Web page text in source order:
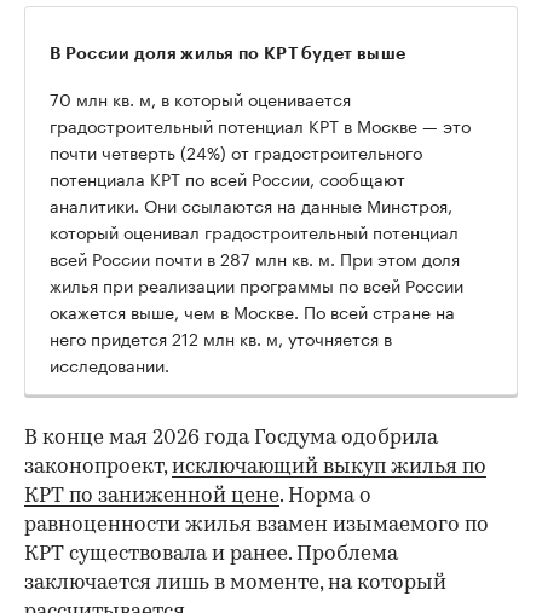
В России доля жилья по КРТ будет выше
70 млн кв. м, в который оценивается
градостроительный потенциал КРТ в Москве — это
почти четверть (24%) от градостроительного
потенциала КРТ по всей России, сообщают
аналитики. Они ссылаются на данные Минстроя,
который оценивал градостроительный потенциал
всей России почти в 287 млн кв. м. При этом доля
жилья при реализации программы по всей России
окажется выше, чем в Москве. По всей стране на
него придется 212 млн кв. м, уточняется в
исследовании.
В конце мая 2026 года Госдума одобрила
законопроект,исключающий выкуп жилья по
КРТ по заниженной цене. Норма о
равноценности жилья взамен изымаемого по
КРТ существовала и ранее. Проблема
заключается лишь в моменте, на который